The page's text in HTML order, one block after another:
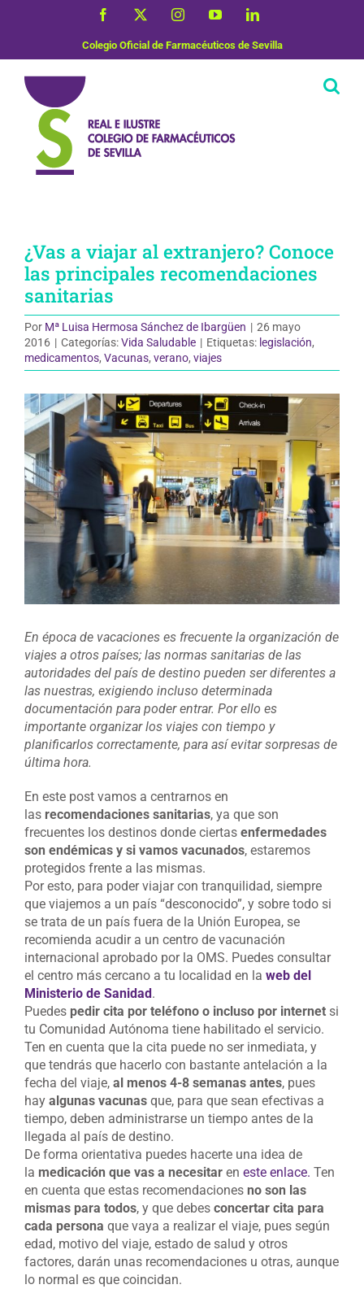
Facebook InstagramYouTubeLinkedIn
Colegio Oficial de Farmacéuticos de Sevilla
¿Vas a viajar al extranjero? Conoce
las principales recomendaciones
sanitarias
Por Mª Luisa Hermosa Sánchez de Ibargüen | 26 mayo
2016 | Categorías:Vida Saludable | Etiquetas: legislación,
medicamentos, Vacunas, verano, viajes
Ver
imagen
más
grande
En época de vacaciones es frecuente la organización de
viajes a otros países; las normas sanitarias de las
autoridades del país de destino pueden ser diferentes a
las nuestras, exigiendo incluso determinada
documentación para poder entrar. Por ello es
importante organizar los viajes con tiempo y
planificarlos correctamente, para así evitar sorpresas de
última hora.
En este post vamos a centrarnos en
las recomendaciones sanitarias, ya que son
frecuentes los destinos donde ciertas enfermedades
son endémicas y si vamos vacunados, estaremos
protegidos frente a las mismas.
Por esto, para poder viajar con tranquilidad, siempre
que viajemos a un país “desconocido”, y sobre todo si
se trata de un país fuera de la Unión Europea, se
recomienda acudir a un centro de vacunación
internacional aprobado por la OMS. Puedes consultar
el centro más cercano a tu localidad en la web del
Ministerio de Sanidad .
Puedes pedir cita por teléfono o incluso por internet si
tu Comunidad Autónoma tiene habilitado el servicio.
Ten en cuenta que la cita puede no ser inmediata, y
que tendrás que hacerlo con bastante antelación a la
fecha del viaje, al menos 4-8 semanas antes, pues
hay algunas vacunas que, para que sean efectivas a
tiempo, deben administrarse un tiempo antes de la
llegada al país de destino.
De forma orientativa puedes hacerte una idea de
la medicación que vas a necesitar en este enlace. Ten
en cuenta que estas recomendaciones no son las
mismas para todos, y que debes concertar cita para
cada persona que vaya a realizar el viaje, pues según
edad, motivo del viaje, estado de salud y otros
factores, darán unas recomendaciones u otras, aunque
lo normal es que coincidan.